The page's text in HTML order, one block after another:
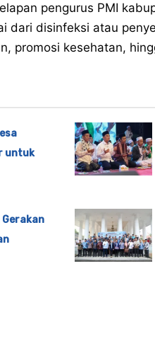
pengurus PMI
dari disinfeksi atau
promosi kesehatan,
untuk